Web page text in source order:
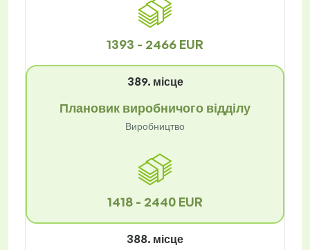
1393 - 2466 EUR
389. місце
Плановик виробничого відділу
Виробництво
1418 - 2440 EUR
388. місце